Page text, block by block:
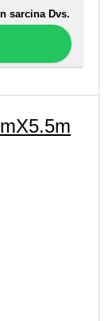
sarcina Dvs.